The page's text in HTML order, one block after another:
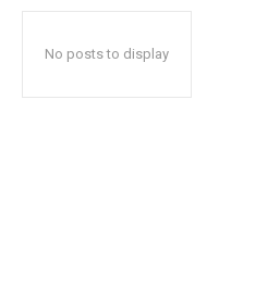
No posts to display